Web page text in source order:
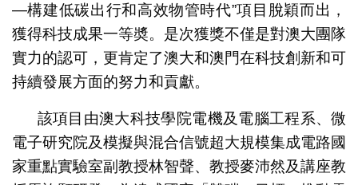
—構建低碳出行和高效物管時代”項目脫穎而出，
獲得科技成果一等奬。是次獲獎不僅是對澳大團隊
實力的認可，更肯定了澳大和澳門在科技創新和可
持續發展方面的努力和貢獻。
該項目由澳大科技學院電機及電腦工程系、微
電子研究院及模擬與混合信號超大規模集成電路國
家重點實驗室副教授林智聲、教授麥沛然及講座教